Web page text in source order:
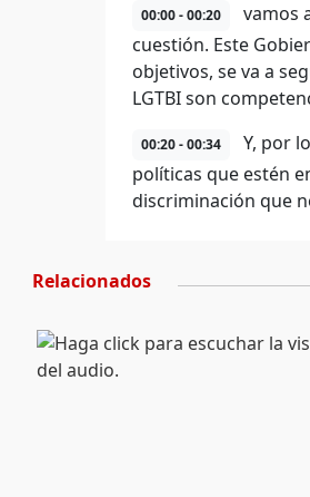
00:00 - 00:20
vamos
cuestión. Este
objetivos, se va a
LGTBI son
00:20 - 00:34
Y, por
políticas que estén
discriminación que
Relacionados